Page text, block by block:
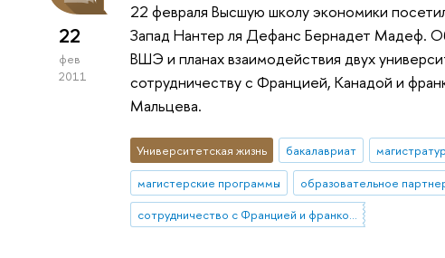
22
фев
2011
22 февраля Высшую школу экономики
Запад Нантер ля Дефанс Бернадет Мадеф.
ВШЭ и планах взаимодействия двух
сотрудничеству с Францией, Канадой и
Мальцева.
Университетская жизнь бакалавриат
магистерские программы
образовательное
сотрудничество с Францией и франкоязычными странами